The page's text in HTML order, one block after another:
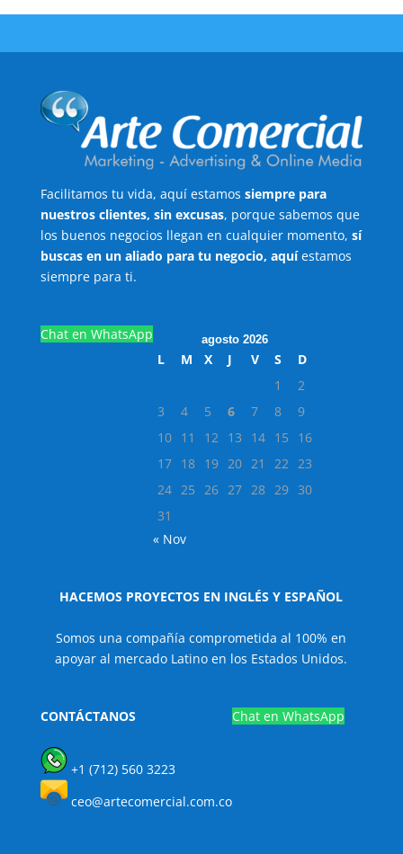
Facilitamos tu vida, aquí estamos siempre para
nuestros clientes, sin excusas, porque sabemos que
los buenos negocios llegan en cualquier momento, sí
buscas en un aliado para tu negocio, aquíestamos
siempre para ti.
Chat en WhatsApp agosto 2026
L M X J V S
D
1
2
3
4 5 6 7 8
9
10 11 12 13 14 15
16
17 18 19 20 21 22
23
24 25 26 27 28 29 30
31
« Nov
HACEMOS PROYECTOS EN INGLÉS Y ESPAÑOL
Somos una compañía comprometida al 100% en
apoyar al mercado Latino en los Estados Unidos.
CONTÁCTANOS
+1 (712) 560 3223
ceo@artecomercial.com.co
Chat en WhatsApp